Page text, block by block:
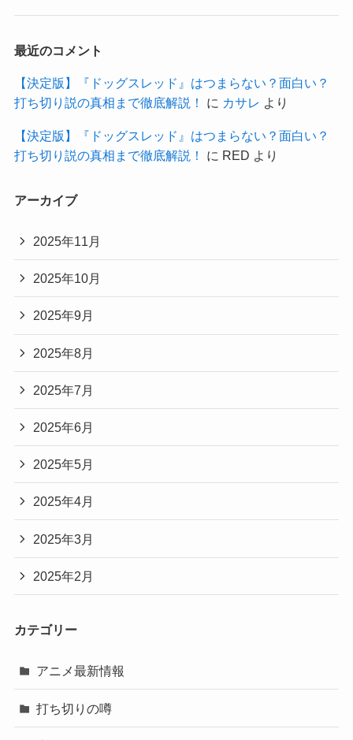
最近のコメント
【決定版】『ドッグスレッド』はつまらない？面白い？
打ち切り説の真相まで徹底解説！
に カサレ より
【決定版】『ドッグスレッド』はつまらない？面白い？
打ち切り説の真相まで徹底解説！
に RED より
アーカイブ
2025年11月
2025年10月
2025年9月
2025年8月
2025年7月
2025年6月
2025年5月
2025年4月
2025年3月
2025年2月
カテゴリー
アニメ最新情報
打ち切りの噂